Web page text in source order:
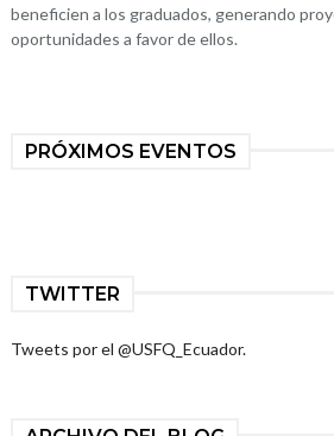
beneficien a los graduados, generando
oportunidades a favor de ellos.
PRÓXIMOS EVENTOS
TWITTER
Tweets por el @USFQ_Ecuador.